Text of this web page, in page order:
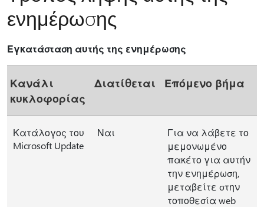
ενημέρωσης
Εγκατάσταση αυτής της ενημέρωσης
Κανάλι
κυκλοφορίας
Διατίθεται Επόμενο βήμα
Κατάλογος του
Microsoft Update
Ναι
Για να λάβετε το
μεμονωμένο
πακέτο για αυτήν
την ενημέρωση,
μεταβείτε στην
τοποθεσία web